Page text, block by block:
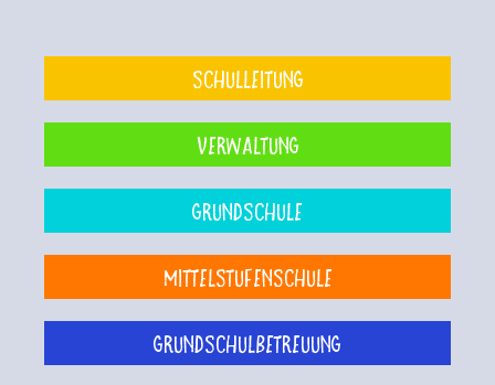
Schulleitung
Verwaltung
Grundschule
Mittelstufenschule
Grundschulbetreuung